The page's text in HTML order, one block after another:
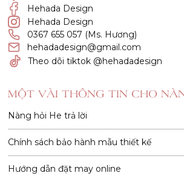
Hehada Design
Hehada Design
0367 655 057 (Ms. Hương)
hehadadesign@gmail.com
Theo dõi tiktok @hehadadesign
MỘT VÀI THÔNG TIN CHO
Nàng hỏi He trả lời
Chính sách bảo hành mẫu thiết kế
Hướng dẫn đặt may online